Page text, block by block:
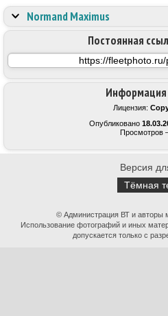
Лицензия:
Опубликовано
Просмотров
Постоянная
Normand Maximus
Версия
Тёмная
© Администрация ВТ и авторы
Использование фотографий и иных
допускается только с